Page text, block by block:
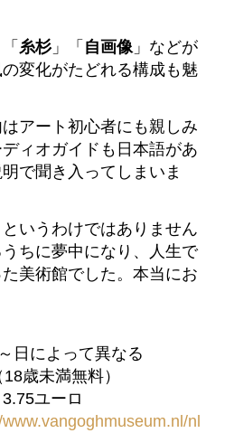
糸杉」「 自画像 」などが
変化がたどれる構成も魅
アート初心者にも親しみ
ィオガイドも日本語があ
で聞き入ってしまいま
いうわけではありません
ちに夢中になり、人生で
美術館でした。本当にお
日によって異なる
歳未満無料）
ユーロ
nl